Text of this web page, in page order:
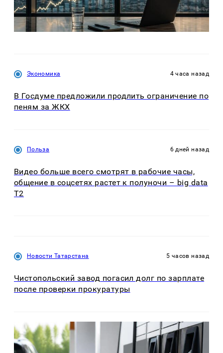
Экономика 4 часа назад
В Госдуме предложили продлить ограничение по
пеням за ЖКХ
Польза 6 дней назад
Видео больше всего смотрят в рабочие часы,
общение в соцсетях растет к полуночи – big data
T2
Новости Татарстана 5 часов назад
Чистопольский завод погасил долг по зарплате
после проверки прокуратуры